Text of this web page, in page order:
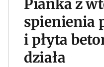
Pianka z
spienienia
i płyta
działa